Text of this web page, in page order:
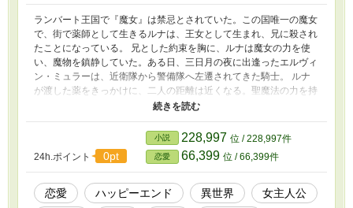
ランバート王国で『魔女』は禁忌とされていた。この国唯一の魔女
で、街で薬師として生きるルナは、王女として生まれ、兄に殺され
たことになっている。 兄とした約束を胸に、ルナは魔女の力を使
い、魔物を鎮静していた。ある日、三日月の夜に出逢ったエルヴィ
ン・ミュラーは、近衛隊から警備隊へ左遷されてきた騎士。 ルナ
が渡した薬をきっかけに、二人の距離は近くなる。聖魔法の力を持
つエルヴィンと、ルナの力の相性は良く、二人は共闘して魔物に立
うエルヴィンに、ルナは次第に恋を自覚していく。 これは、この
国の大きな闇に立ち向かう二人が、お互いを大切に想いながら、か
けがえのない存在になっていくお話。
24h.ポイント 0pt
小説 228,997 位 / 228,997件
恋愛 66,399 位 / 66,399件
恋愛 ハッピーエンド 異世界 女主人公